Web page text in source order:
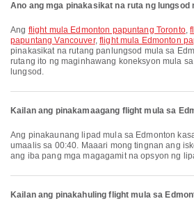
Ano ang mga pinakasikat na ruta ng lungsod
Ang flight mula Edmonton papuntang Toronto,
papuntang Vancouver, flight mula Edmonton
pinakasikat na rutang panlungsod mula sa
rutang ito ng maginhawang koneksyon mula
lungsod.
Kailan ang pinakamaagang flight mula sa
Ang pinakaunang lipad mula sa Edmonton kasama ang Flair Airlines ay
umaalis sa 00:40. Maaari mong tingnan ang
ang iba pang mga magagamit na opsyon ng
Kailan ang pinakahuling flight mula sa